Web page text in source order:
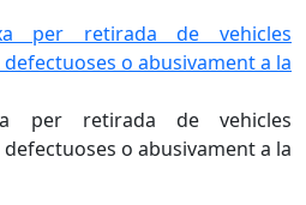
per retirada de vehicles
o abusivament a la
per retirada de vehicles
o abusivament a la